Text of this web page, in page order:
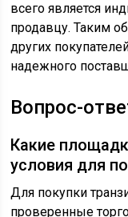
всего является
продавцу. Таким
других
надежного
Вопрос-
Какие
условия для
Для покупки
проверенные